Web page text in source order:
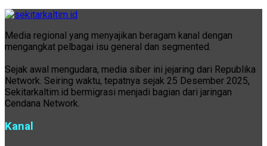
Media regional yang menyajikan beragam kanal dengan
mengangkat pelbagai isu general dan segmented.
Sejak awal mengudara, media siber ini jejaring dari Republika
Network. Seiring waktu, tepatnya sejak 25 Desember 2025,
Sekitarkaltim.id bermigrasi menjadi bagian dari jaringan
Cendana Network.
Kanal